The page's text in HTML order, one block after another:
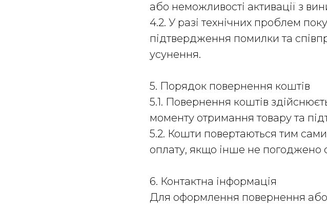
або неможливості активації з
4.2. У разі технічних проблем
підтвердження помилки та
усунення.
5. Порядок повернення коштів
5.1. Повернення коштів
моменту отримання товару та
5.2. Кошти повертаються тим
оплату, якщо інше не погоджено
6. Контактна інформація
Для оформлення повернення